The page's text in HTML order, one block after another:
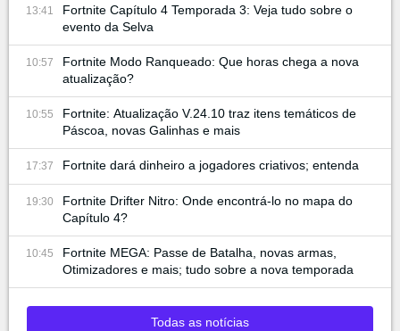
13:41
Fortnite Capítulo 4 Temporada 3: Veja tudo sobre o
evento da Selva
10:57
Fortnite Modo Ranqueado: Que horas chega a nova
atualização?
10:55
Fortnite: Atualização V.24.10 traz itens temáticos de
Páscoa, novas Galinhas e mais
17:37 Fortnite dará dinheiro a jogadores criativos; entenda
19:30
Fortnite Drifter Nitro: Onde encontrá-lo no mapa do
Capítulo 4?
10:45
Fortnite MEGA: Passe de Batalha, novas armas,
Otimizadores e mais; tudo sobre a nova temporada
Todas as notícias